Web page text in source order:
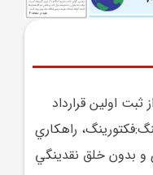
ثبت اولين قرارداد
راهکاري
و بدون خلق نقدينگي